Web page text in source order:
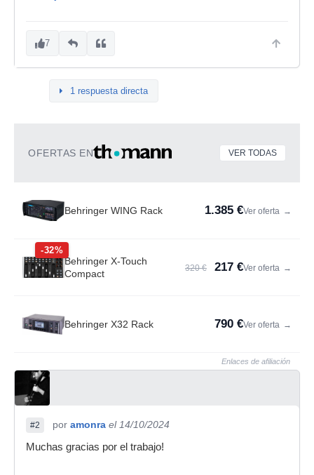
7
1 respuesta directa
OFERTAS EN VER TODAS
Behringer WING Rack 1.385 €Ver oferta →
-32%
Behringer X-Touch
Compact
320 € 217 €Ver oferta →
Behringer X32 Rack 790 €Ver oferta →
Enlaces de afiliación
#2 por amonra el 14/10/2024
Muchas gracias por el trabajo!